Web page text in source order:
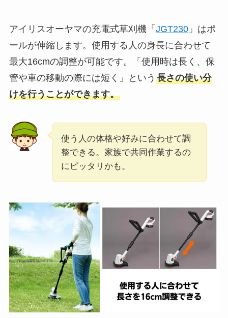
アイリスオーヤマの充電式草刈機「 JGT230」はポ
ールが伸縮します。使用する人の身長に合わせて
最大16cmの調整が可能です。「使用時は長く、保
管や車の移動の際には短く」という 長さの使い分
けを行うことができます。
使う人の体格や好みに合わせて調
整できる。家族で共同作業するの
にピッタリかも。